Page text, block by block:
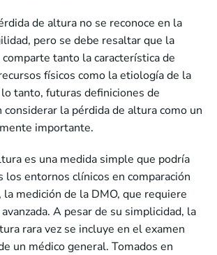
de altura no se reconoce en la
pero se debe resaltar que la
tanto la característica de
físicos como la etiología de la
tanto, futuras definiciones de
la pérdida de altura como un
importante.
es una medida simple que podría
los entornos clínicos en comparación
medición de la DMO, que requiere
A pesar de su simplicidad, la
rara vez se incluye en el examen
un médico general. Tomados en